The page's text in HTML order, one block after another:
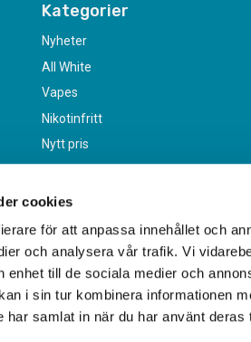
cookies
för att anpassa innehållet och
och analysera vår trafik. Vi
enhet till de sociala medier och
i sin tur kombinera informationen
har samlat in när du har använt deras
Kategorier
Nyheter
All White
Vapes
Nikotinfritt
Nytt pris